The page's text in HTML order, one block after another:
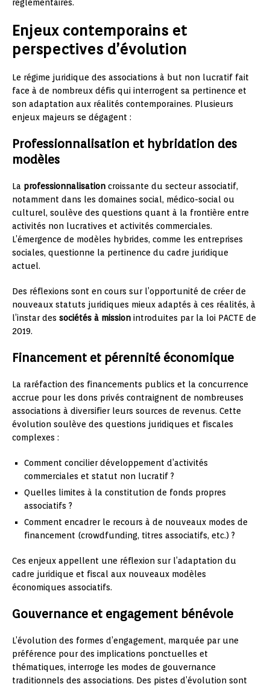
réglementaires.
Enjeux contemporains et
perspectives d’évolution
Le régime juridique des associations à but non lucratif fait
face à de nombreux défis qui interrogent sa pertinence et
son adaptation aux réalités contemporaines. Plusieurs
enjeux majeurs se dégagent :
Professionnalisation et hybridation des
modèles
La professionnalisation croissante du secteur associatif,
notamment dans les domaines social, médico-social ou
culturel, soulève des questions quant à la frontière entre
activités non lucratives et activités commerciales.
L’émergence de modèles hybrides, comme les entreprises
sociales, questionne la pertinence du cadre juridique
actuel.
Des réflexions sont en cours sur l’opportunité de créer de
nouveaux statuts juridiques mieux adaptés à ces réalités, à
l’instar des sociétés à mission introduites par la loi PACTE de
2019.
Financement et pérennité économique
La raréfaction des financements publics et la concurrence
accrue pour les dons privés contraignent de nombreuses
associations à diversifier leurs sources de revenus. Cette
évolution soulève des questions juridiques et fiscales
complexes :
Comment concilier développement d’activités
commerciales et statut non lucratif ?
Quelles limites à la constitution de fonds propres
associatifs ?
Comment encadrer le recours à de nouveaux modes de
financement (crowdfunding, titres associatifs, etc.) ?
Ces enjeux appellent une réflexion sur l’adaptation du
cadre juridique et fiscal aux nouveaux modèles
économiques associatifs.
Gouvernance et engagement bénévole
L’évolution des formes d’engagement, marquée par une
préférence pour des implications ponctuelles et
thématiques, interroge les modes de gouvernance
traditionnels des associations. Des pistes d’évolution sont